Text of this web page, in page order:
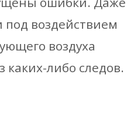
воздействием
воздуха
либо следов.